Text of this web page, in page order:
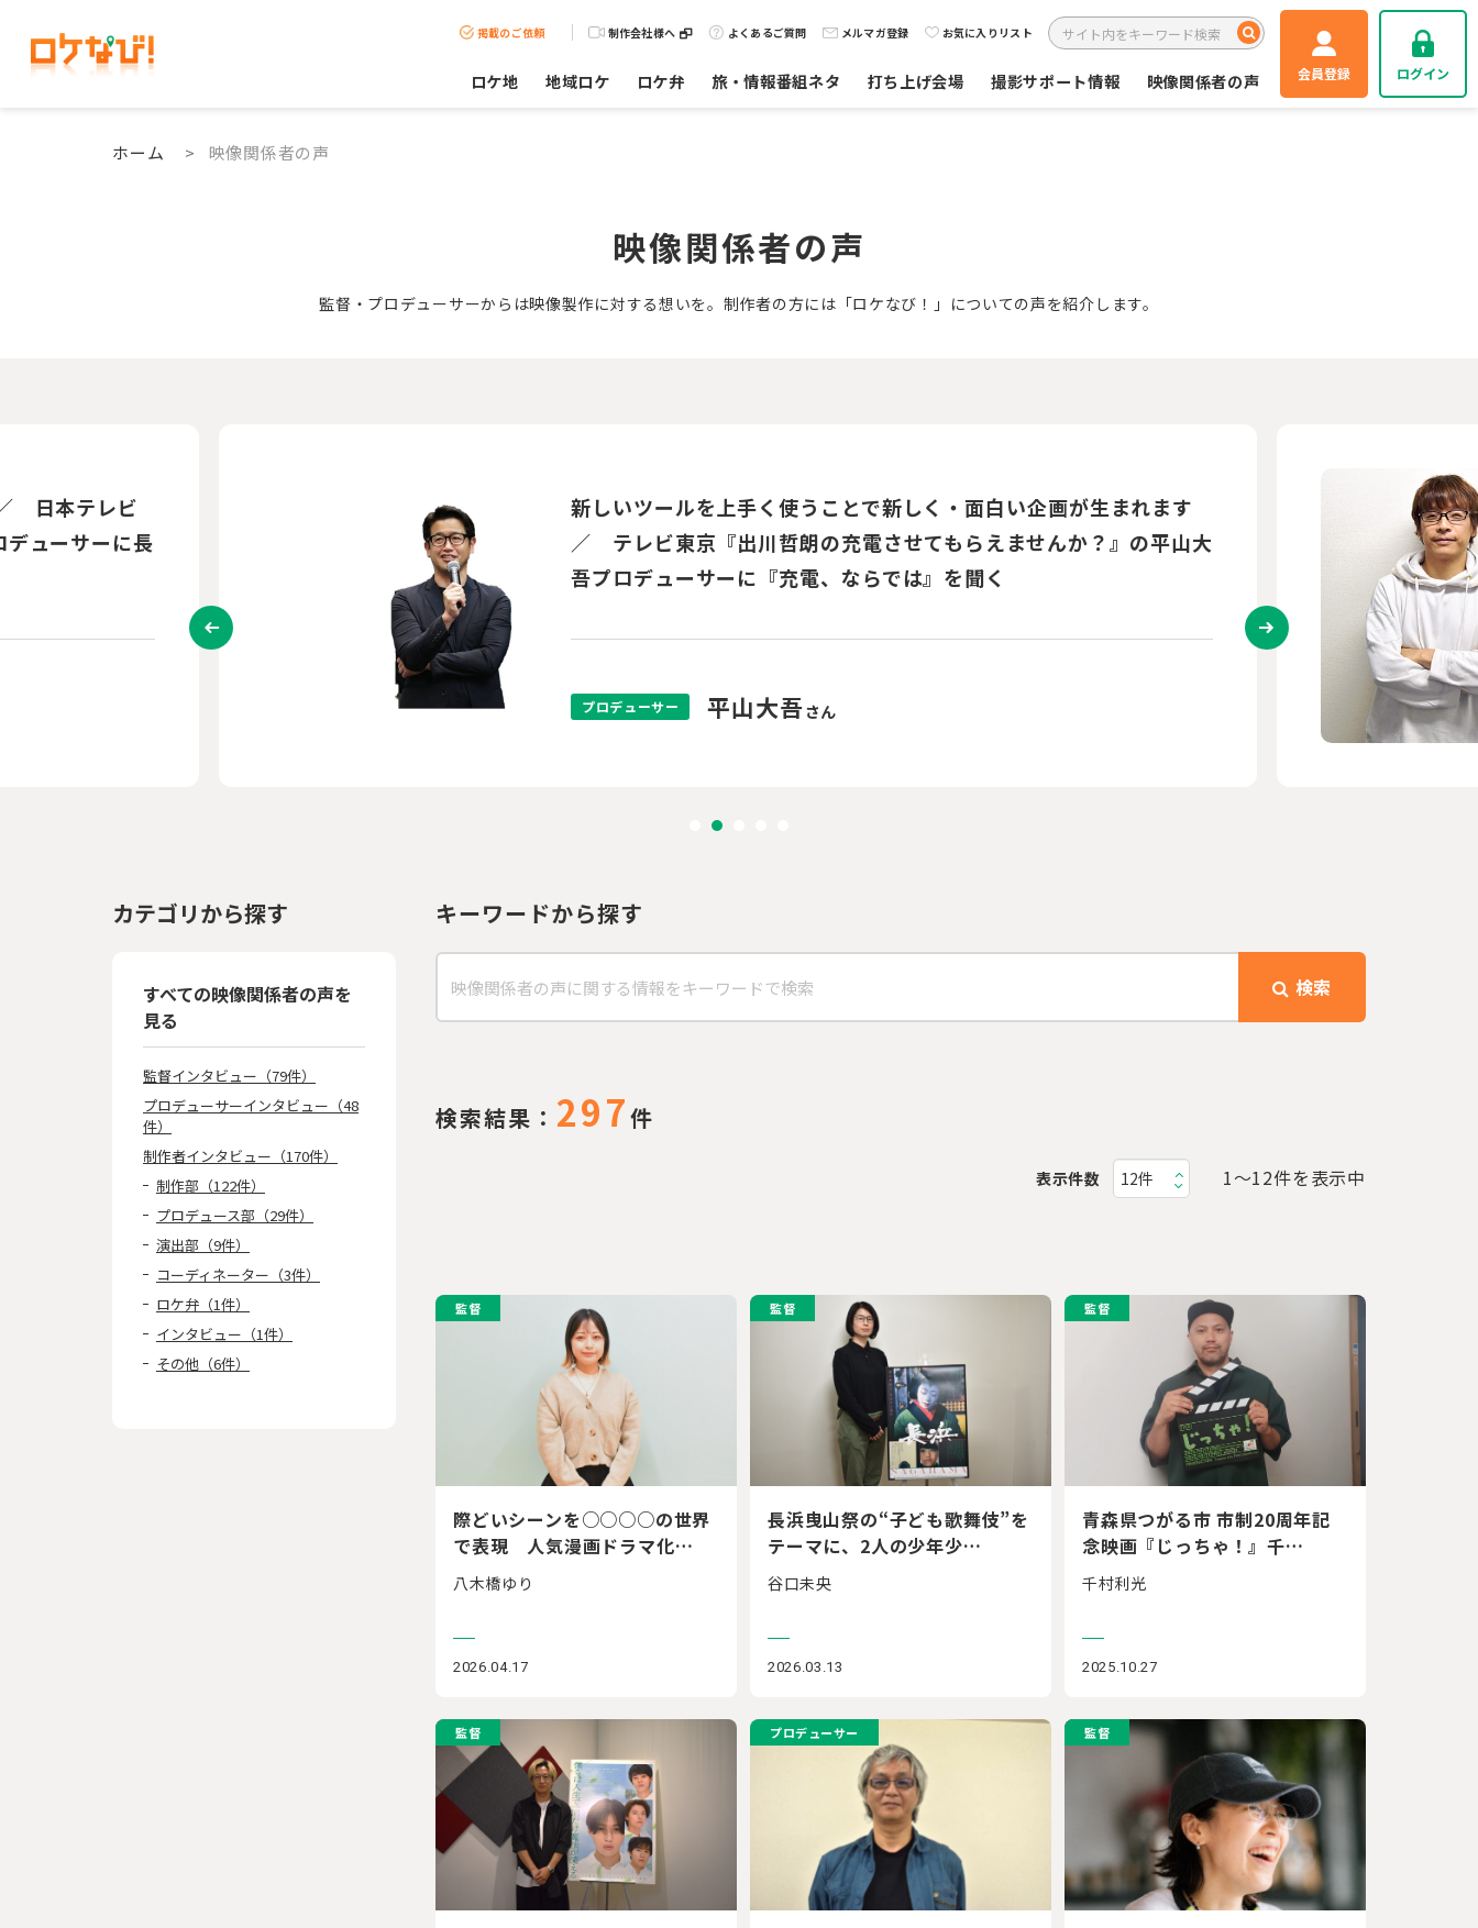
掲載のご依頼 制作会社様へ よくあるご質問 メルマガ登録 お気に入りリスト
ロケ地 地域ロケ ロケ弁 旅・情報番組ネタ 打ち上げ会場 撮影サポート情報 映像関係者の声 会員登録 ログイン
ホーム > 映像関係者の声
映像関係者の声
監督・プロデューサーからは映像製作に対する想いを。制作者の方には「ロケなび！」についての声を紹介します。
が生まれます
？』の平山大
ロケ地が感情の表現を後押し。胸キュン映画キラーカットの達人！
三木孝浩監督インタビュー／恋と死の選択に“人のあり方”を問う(映
画『フォルトゥナの瞳』)
監督 三木孝浩さん
キーワードから探す
検索
検索結果： 297件
表示件数 1〜12件を表示中
監督
際どいシーンを○○○○の世界
で表現 人気漫画ドラマ化…
八木橋ゆり
2026.04.17
監督
長浜曳山祭の“子ども歌舞伎”を
テーマに、2人の少年少…
谷口未央
2026.03.13
監督
青森県つがる市 市制20周年記
念映画『じっちゃ！』千…
千村利光
2025.10.27
監督 プロデューサー 監督
カテゴリから探す
すべての映像関係者の声を
見る
監督インタビュー（79件）
プロデューサーインタビュー（48
件）
制作者インタビュー（170件）
制作部（122件）
プロデュース部（29件）
演出部（9件）
コーディネーター（3件）
ロケ弁（1件）
インタビュー（1件）
その他（6件）